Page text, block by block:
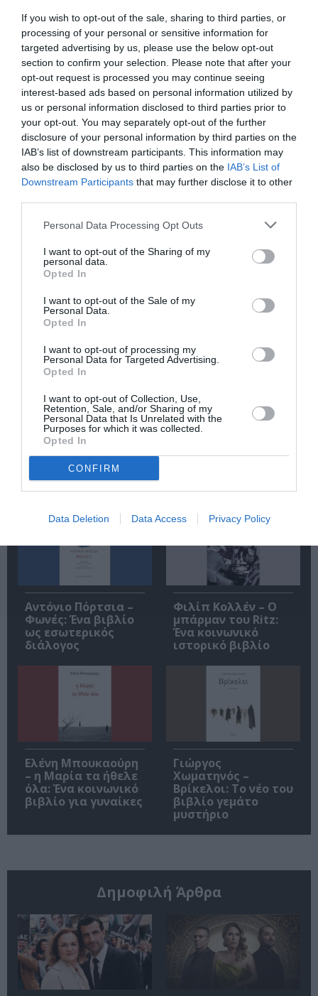
If you wish to opt-out of the sale, sharing to third parties, or
processing of your personal or sensitive information for
targeted advertising by us, please use the below opt-out
section to confirm your selection. Please note that after your
opt-out request is processed you may continue seeing
interest-based ads based on personal information utilized by
us or personal information disclosed to third parties prior to
your opt-out. You may separately opt-out of the further
disclosure of your personal information by third parties on the
IAB’s list of downstream participants. This information may
also be disclosed by us to third parties on the IAB’s List of
Downstream Participants that may further disclose it to other
Personal Data Processing Opt Outs
I want to opt-out of the Sharing of my
personal data.
Opted In
I want to opt-out of the Sale of my
Personal Data.
Opted In
I want to opt-out of processing my
Personal Data for Targeted Advertising.
Opted In
I want to opt-out of Collection, Use,
Retention, Sale, and/or Sharing of my
Personal Data that Is Unrelated with the
Purposes for which it was collected.
Opted In
CONFIRM
Data Deletion Data Access Privacy Policy
232, Ημερομηνία έκδοσης: 10/02/2014, Τιμή: 14,40 €
Ακολουθήστε το Culturenow.gr στοGoogle Newsκαι
μάθετε πρώτοι όλες τις ειδήσεις
Δείτε όλα τατελευταία νέαγια την Τέχνη και τον
Πολιτισμό στοCulturenow.gr
Νέοι Διαγωνισμοί❯
Tags
Newsletter
Κάθε βδομάδα στο e-mail σας τα τελευταία νέα για
την Τέχνη και τον Πολιτισμό!
Ακολουθήστε το Culturenow.gr
Σχετικά Άρθρα
Αντόνιο Πόρτσια –
Φωνές: Ένα βιβλίο
ως εσωτερικός
διάλογος
Φιλίπ Κολλέν – Ο
μπάρμαν του Ritz:
Ένα κοινωνικό
ιστορικό βιβλίο
Ελένη Μπουκαούρη
– η Μαρία τα ήθελε
όλα: Ένα κοινωνικό
βιβλίο για γυναίκες
Γιώργος
Χωματηνός –
Βρίκελοι: Το νέο του
βιβλίο γεμάτο
μυστήριο
Δημοφιλή Άρθρα